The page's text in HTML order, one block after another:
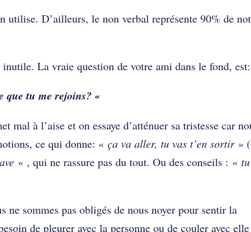
utilise. D’ailleurs, le non verbal représente 90% de
inutile. La vraie question de votre ami dans le fond, est:
que tu me rejoins? «
mal à l’aise et on essaye d’atténuer sa tristesse car
ce qui donne: «ça va aller, tu vas t’en sortir»
« , qui ne rassure pas du tout. Ou des conseils : «tu
sommes pas obligés de nous noyer pour sentir la
de pleurer avec la personne ou de couler avec elle